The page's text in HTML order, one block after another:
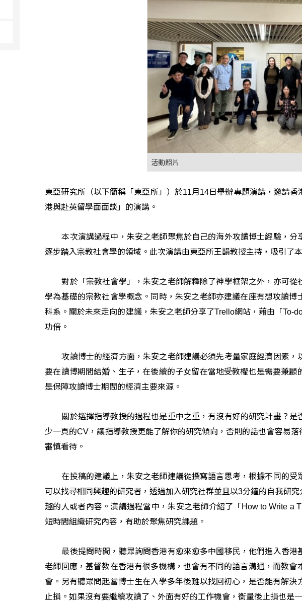
活動照片
東亞研究所（以下簡稱「東亞所」）於11月14日舉辦專題演講，邀請
港與赴英留學面面談」的演講。
本次演講過程中，朱安之老師聚焦於自己的海外攻讀博士經驗，
逐步踏入宗教社會學的領域。此次演講由東亞所王韻教授主持，吸引了
對於「宗教社會學」，朱安之老師解釋除了神學框架之外，亦可
學為基礎的宗教社會學概念。同時，朱安之老師亦建議在座有想攻讀
科系。關於未來走向的建議，朱安之老師分享了Trello網站，藉由「To-
功倍。
攻讀博士的經濟方面，朱安之老師建議必須先考量家庭經濟因素
要在讀博期間結婚、生子，在後續的子女留在當地受教權也是需要兼
是保障攻讀博士期間的經濟主要來源。
關於選擇指導教授的過程也是重中之重，有沒有好的研究計畫？
少一頁的CV ，讓指導教授更能了解你的研究傾向，否則的話也會容易
審慎看待。
在投稿的建議上，朱安之老師建議從撰寫語言思考，根據不同的
可以找尋相同興趣的研究者，透過加入研究社群並且以3分鐘的自我研
趣的人或者內容。演講過程當中，朱安之老師介紹了「 How to Write a
短時間組織研究內容，有助於聚焦研究課題。
最後提問時間，聽眾詢問香港有愈來愈多中國移民，他們進入香
老師回應，基督教在香港有很多機構，也會有不同的語言溝通，而教
會。另有聽眾問起當博士生在入學多年後難以找回初心，是否能有解
止損。如果沒有要繼續攻讀了、外面有好的工作機會，衡量後止損也是